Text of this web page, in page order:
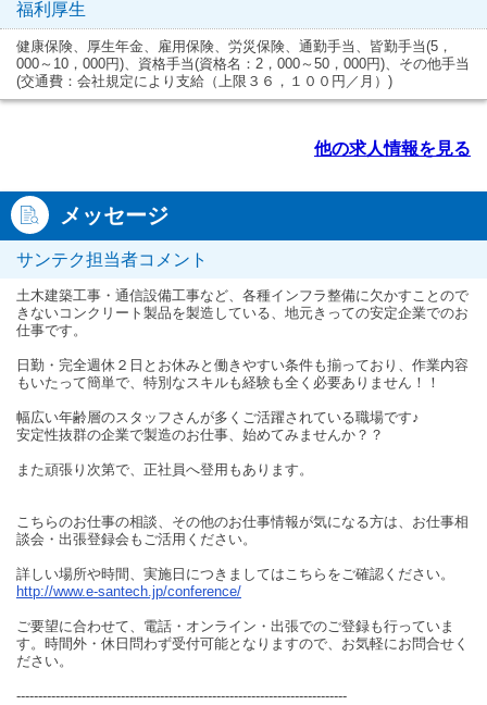
福利厚生
健康保険、厚生年金、雇用保険、労災保険、通勤手当、皆勤手当(5，
000～10，000円)、資格手当(資格名：2，000～50，000円)、その他手当
(交通費：会社規定により支給（上限３６，１００円／月）)
他の求人情報を見る
メッセージ
サンテク担当者コメント
土木建築工事・通信設備工事など、各種インフラ整備に欠かすことので
きないコンクリート製品を製造している、地元きっての安定企業でのお
仕事です。
日勤・完全週休２日とお休みと働きやすい条件も揃っており、作業内容
もいたって簡単で、特別なスキルも経験も全く必要ありません！！
幅広い年齢層のスタッフさんが多くご活躍されている職場です♪
安定性抜群の企業で製造のお仕事、始めてみませんか？？
また頑張り次第で、正社員へ登用もあります。
こちらのお仕事の相談、その他のお仕事情報が気になる方は、お仕事相
談会・出張登録会もご活用ください。
詳しい場所や時間、実施日につきましてはこちらをご確認ください。
http://www.e-santech.jp/conference/
ご要望に合わせて、電話・オンライン・出張でのご登録も行っていま
す。時間外・休日問わず受付可能となりますので、お気軽にお問合せく
ださい。
----------------------------------------------------------------------------